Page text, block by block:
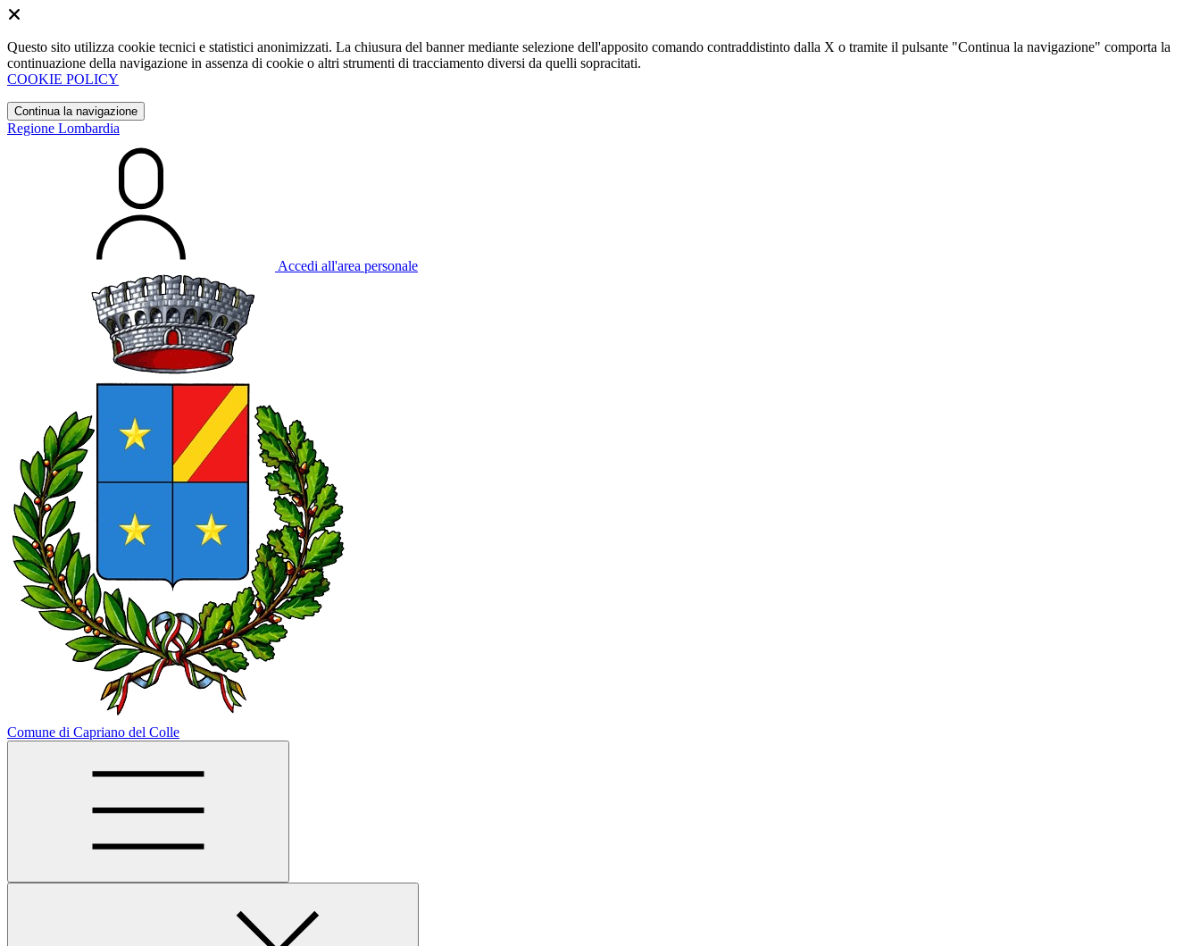
Questo sito utilizza cookie tecnici e statistici anonimizzati. La chiusura del banner mediante selezione dell'apposito comando contraddistinto dalla X o tramite il pulsante "Continua la navigazione" comporta la
continuazione della navigazione in assenza di cookie o altri strumenti di tracciamento diversi da quelli sopracitati.
COOKIE POLICY
Continua la navigazione
Regione Lombardia
Accedi all'area personale
Comune di Capriano del Colle